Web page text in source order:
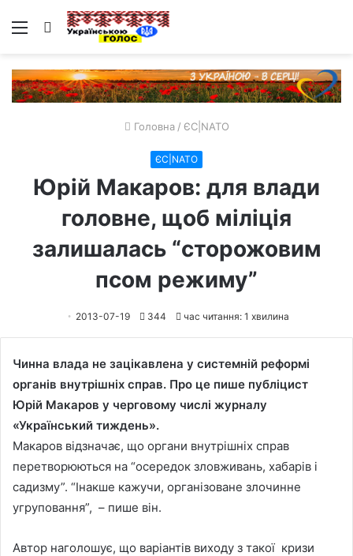
Меню Пошук
Головна / ЄС|NATO
ЄС|NATO
Юрій Макаров: для влади
головне, щоб міліція
залишалась “сторожовим
псом режиму”
2013-07-19 344 час читання: 1 хвилина
Чинна влада не зацікавлена у системній реформі
органів внутрішніх справ. Про це пише публіцист
Юрій Макаров у черговому числі журналу
«Український тиждень».
Макаров відзначає, що органи внутрішніх справ
перетворюються на “осередок зловживань, хабарів і
садизму”. “Інакше кажучи, організоване злочинне
угруповання”, – пише він.
Автор наголошує, що варіантів виходу з такої кризи